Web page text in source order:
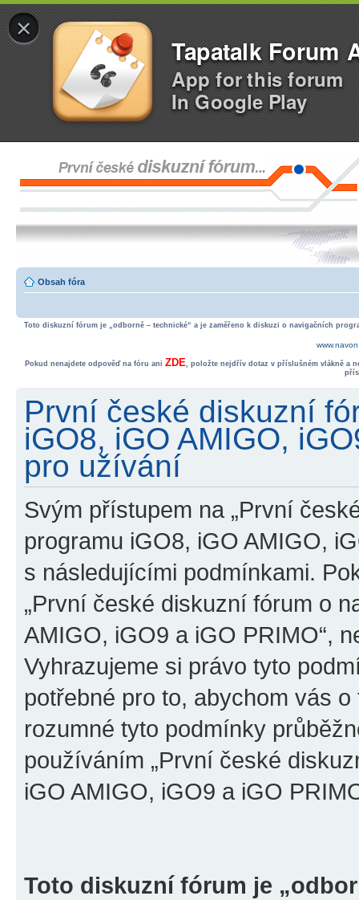
×
Tapatalk Forum
App for this forum
In Google Play
Obsah fóra
Toto diskuzní fórum je „odborně – technické“ a je zaměřeno k diskuzi o navigačních
Pokud nenajdete odpověď na fóru ani ZDE, položte nejdřív dotaz v příslušném vlákně a
První české diskuzní
iGO8, iGO AMIGO,
pro užívání
Svým přístupem na „První
programu iGO8, iGO AMIGO,
s následujícími podmínkami.
„První české diskuzní fórum o
AMIGO, iGO9 a iGO PRIMO“,
Vyhrazujeme si právo tyto
potřebné pro to, abychom vás
rozumné tyto podmínky
používáním „První české
iGO AMIGO, iGO9 a iGO
Toto diskuzní fórum je